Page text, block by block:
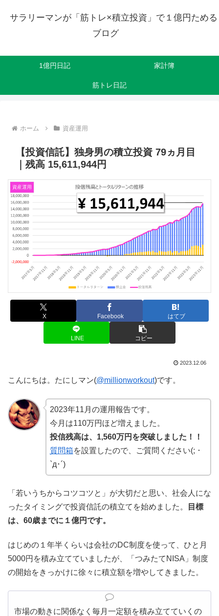
サラリーマンが「筋トレ×積立投資」で１億円ためる
ブログ
1億円日記 家計簿
筋トレ日記
ホーム 資産運用
【投資信託】独身男の積立投資 79ヵ月目
｜残高 15,611,944円
資産運用
X Facebook はてブ
LINE コピー
2023.12.06
こんにちは。たにしマン(@millionworkout)です。
2023年11月の運用報告です。
今月は110万円ほど増えました。
投信残高は、1,560万円を突破しました！！
質問箱を設置したので、ご質問ください(; ･
`д･´)
「若いうちからコツコツと」が大切だと思い、社会人にな
ったタイミングで投資信託の積立てを始めました。
目標
は、60歳までに１億円です。
はじめの１年半くらいは会社のDC制度を使って、ひと月
5000円を積み立てていましたが、「つみたてNISA」制度
の開始をきっかけに徐々に積立額を増やしてきました。
市場の動きに関係なく毎月一定額を積み立てていくの